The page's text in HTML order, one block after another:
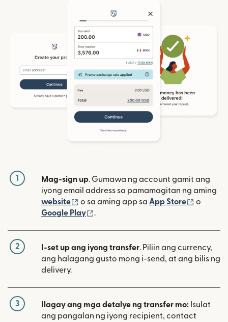
1 Mag-sign up. Gumawa ng account gamit ang
iyong email address sa pamamagitan ng aming
website
(bubukas sa bagong window)
o sa aming app sa App Store
o
Google Play
.
2 I-set up ang iyong transfer. Piliin ang currency,
ang halagang gusto mong i-send, at ang bilis ng
delivery.
3 Ilagay ang mga detalye ng transfer mo: Isulat
ang pangalan ng iyong recipient, contact